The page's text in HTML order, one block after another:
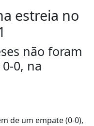
estreia no
não foram
0, na
de um empate (0-0),